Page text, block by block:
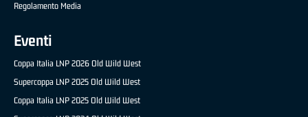
Regolamento Media
Eventi
Coppa Italia LNP 2026 Old Wild West
Supercoppa LNP 2025 Old Wild West
Coppa Italia LNP 2025 Old Wild West